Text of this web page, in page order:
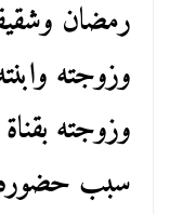
رمضان
وزوجته
وزوجته
سبب حضوره